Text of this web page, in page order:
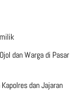
dan Warga di Pasar
dan Jajaran